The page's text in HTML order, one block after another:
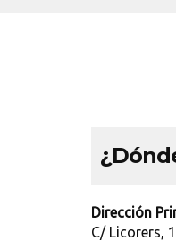
Dirección
C/ Licorers,